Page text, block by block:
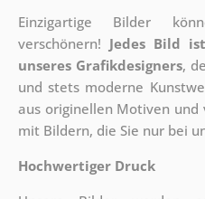
Einzigartige Bilder
verschönern! Jedes Bild
unseres Grafikdesigners,
und stets moderne
aus originellen Motiven und
mit Bildern, die Sie nur bei
Hochwertiger Druck